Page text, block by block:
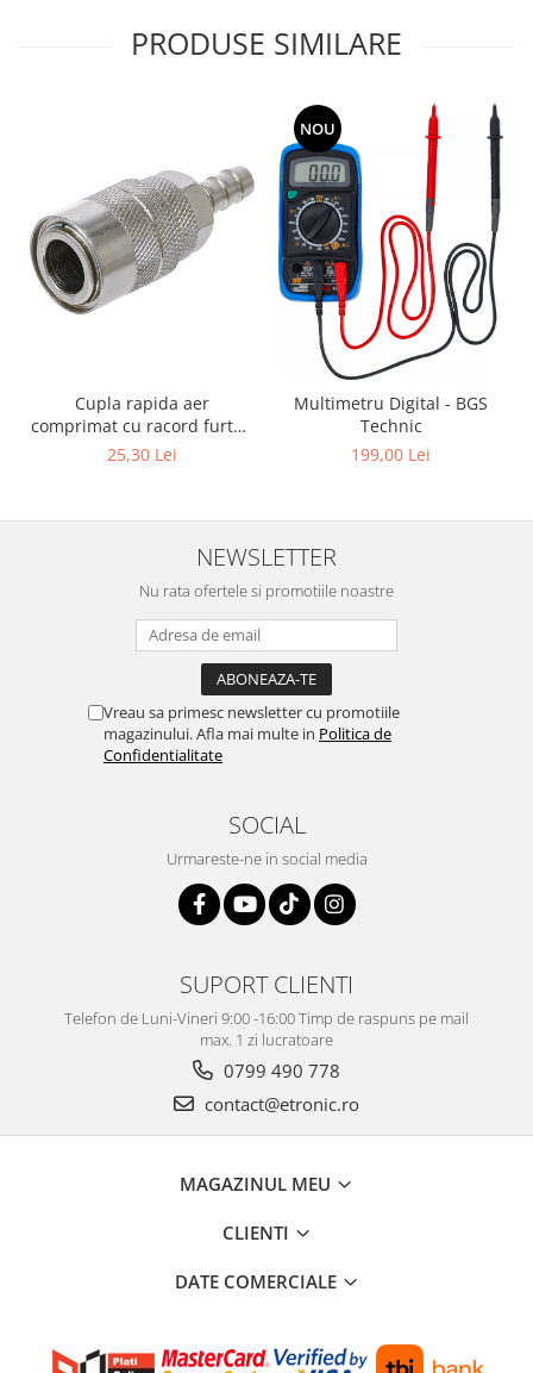
PRODUSE SIMILARE
Cupla rapida aer
comprimat cu racord furtun
8 mm (5/16") | SUA / Franta
25,30 Lei
NOU
Multimetru Digital - BGS
Technic
199,00 Lei
NEWSLETTER
Nu rata ofertele si promotiile noastre
Vreau sa primesc newsletter cu promotiile
magazinului. Afla mai multe in Politica de
Confidentialitate
SOCIAL
Urmareste-ne in social media
SUPORT CLIENTI
Telefon de Luni-Vineri 9:00 -16:00 Timp de raspuns pe mail
max. 1 zi lucratoare
0799 490 778
contact@etronic.ro
MAGAZINUL MEU
CLIENTI
DATE COMERCIALE